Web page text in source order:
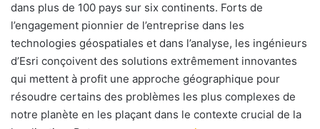
dans plus de 100 pays sur six continents. Forts de
l’engagement pionnier de l’entreprise dans les
technologies géospatiales et dans l’analyse, les ingénieurs
d’Esri conçoivent des solutions extrêmement innovantes
qui mettent à profit une approche géographique pour
résoudre certains des problèmes les plus complexes de
notre planète en les plaçant dans le contexte crucial de la